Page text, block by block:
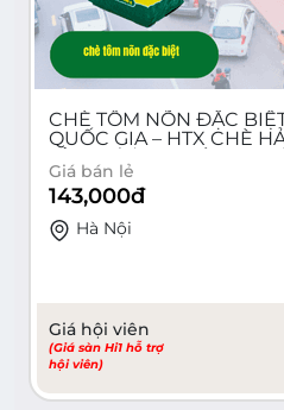
CHÈ TÔM NÕN ĐẶC
QUỐC GIA – HTX CHÈ
TÂN CƯƠNG THÁI
Giá bán lẻ
143,000đ
Hà Nội
Giá hội viên
(Giá sàn Hi1 hỗ trợ
hội viên)